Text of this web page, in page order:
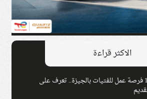
الاكثر قراءة
وزارة العمل تعلن 100 فرصة عمل للفتيات بالجيزة.. تعرف على